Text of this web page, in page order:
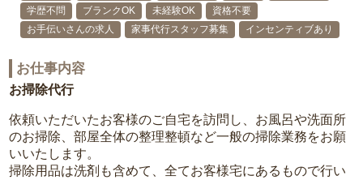
学歴不問
ブランクOK 未経験OK
資格不要
お手伝いさんの求人
家事代行スタッフ募集 インセンティブあり
お仕事内容
お掃除代行
依頼いただいたお客様のご自宅を訪問し、お風呂や洗面所
のお掃除、部屋全体の整理整頓など一般の掃除業務をお願
いいたします。
掃除用品は洗剤も含めて、全てお客様宅にあるもので行い